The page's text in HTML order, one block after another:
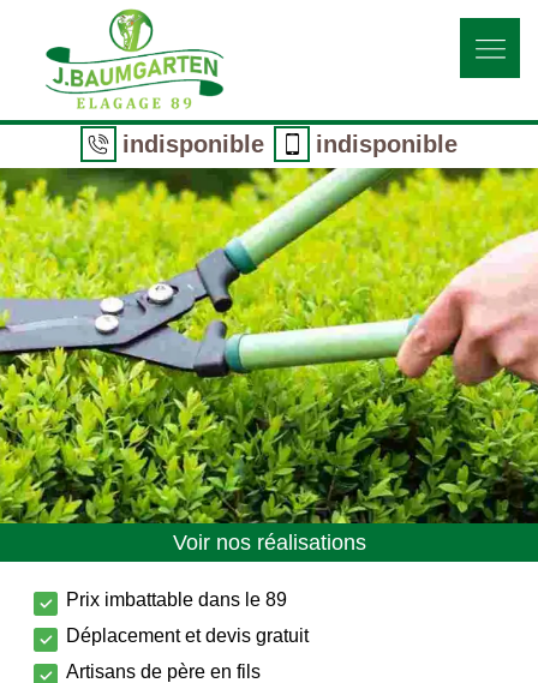
indisponible indisponible
Voir nos réalisations
Prix imbattable dans le 89
Déplacement et devis gratuit
Artisans de père en fils